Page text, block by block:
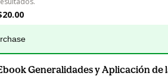
Generalidades y Aplicación de